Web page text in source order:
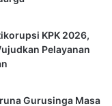
KPK 2026,
Pelayanan
Gurusinga Masa